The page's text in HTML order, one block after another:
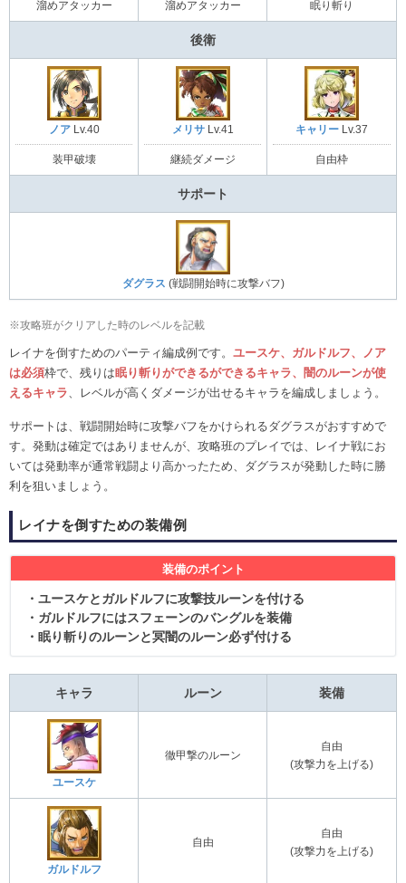
溜めアタッカー 溜めアタッカー 眠り斬り
後衛
ノアLv.40
装甲破壊
メリサLv.41
継続ダメージ
キャリー Lv.37
自由枠
サポート
ダグラス (戦闘開始時に攻撃バフ)
※攻略班がクリアした時のレベルを記載
レイナを倒すためのパーティ編成例です。 ユースケ、ガルドルフ、ノア
は必須枠で、残りは眠り斬りができるができるキャラ、闇のルーンが使
えるキャラ 、レベルが高くダメージが出せるキャラを編成しましょう。
サポートは、戦闘開始時に攻撃バフをかけられるダグラスがおすすめで
す。発動は確定ではありませんが、攻略班のプレイでは、レイナ戦にお
いては発動率が通常戦闘より高かったため、ダグラスが発動した時に勝
利を狙いましょう。
レイナを倒すための装備例
装備のポイント
・ユースケとガルドルフに攻撃技ルーンを付ける
・ガルドルフにはスフェーンのバングルを装備
・眠り斬りのルーンと冥闇のルーン必ず付ける
キャラ ルーン 装備
ユースケ
徹甲撃のルーン
自由
(攻撃力を上げる)
ガルドルフ
自由
自由
(攻撃力を上げる)